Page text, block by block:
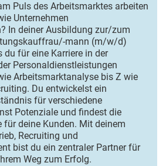
Puls des Arbeitsmarktes arbeiten
Unternehmen
In deiner Ausbildung zur/zum
mann (m/w/d)
du für eine Karriere in der
Personaldienstleistungen
Arbeitsmarktanalyse bis Z wie
Du entwickelst ein
für verschiedene
Potenziale und findest die
für deine Kunden. Mit deinem
Recruiting und
bist du ein zentraler Partner für
Weg zum Erfolg.